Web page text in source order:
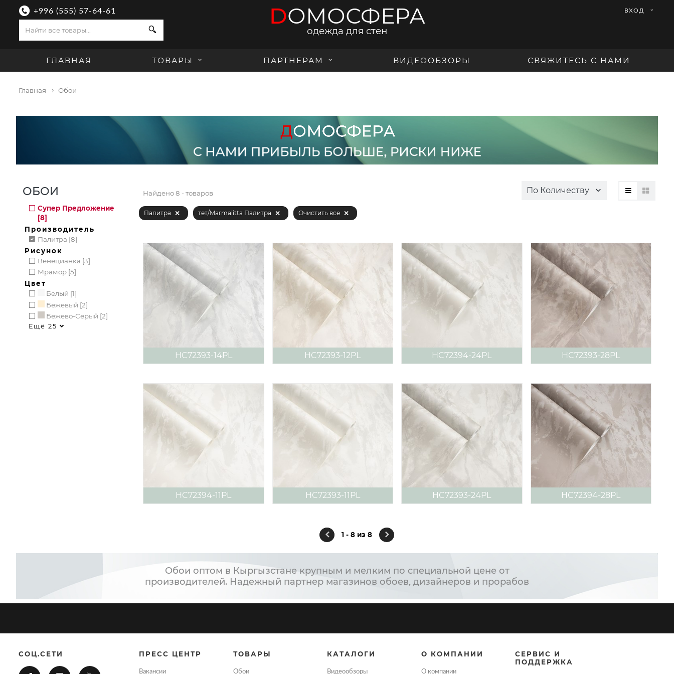
+996 (555) 57-64-61
DОМОСФЕРА
одежда для стен
ВХОД
ГЛАВНАЯ ТОВАРЫ ПАРТНЕРАМ ВИДЕООБЗОРЫ СВЯЖИТЕСЬ С НАМИ
Главная Обои
ОБОИ
Супер Предложение
[8]
Производитель
Палитра [8]
Рисунок
Венецианка [3]
Мрамор [5]
Цвет
Белый [1]
Бежевый [2]
Бежево-Серый [2]
Ещё 25
Найдено8 - товаров По Количеству
Палитра тет/Marmalitta Палитра Очистить все
HC72393-14PL HC72393-12PL HC72394-24PL HC72393-28PL
HC72394-11PL HC72393-11PL HC72393-24PL HC72394-28PL
1 - 8 из 8
Обои оптом в Кыргызстане крупным и мелким по специальной цене от
производителей. Надежный партнер магазинов обоев, дизайнеров и прорабов
СОЦ.СЕТИ ПРЕСС ЦЕНТР
Вакансии
ТОВАРЫ
Обои
КАТАЛОГИ
Видеообзоры
О КОМПАНИИ
О компании
СЕРВИС И
ПОДДЕРЖКА